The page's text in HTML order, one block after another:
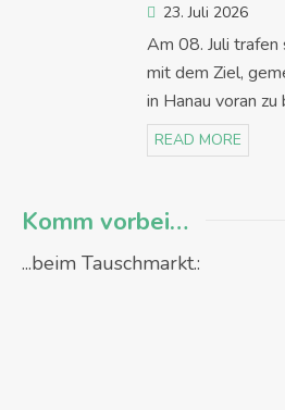
23. Juli 2026
Am 08. Juli trafen
mit dem Ziel,
in Hanau voran zu
READ MORE
Komm vorbei…
...beim Tauschmarkt.: